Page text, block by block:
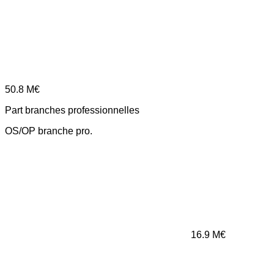
50.8 M€
Part branches professionnelles
OS/OP branche pro.
16.9 M€